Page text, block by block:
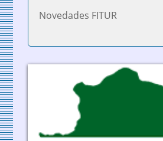
Novedades FITUR